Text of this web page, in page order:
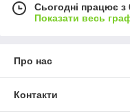
Сьогодні працює з
Показати весь
Про нас
Контакти